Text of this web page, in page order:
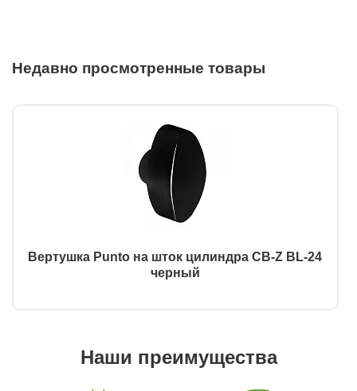
Недавно просмотренные товары
Вертушка Punto на шток цилиндра CB-Z BL-24
черный
Наши преимущества